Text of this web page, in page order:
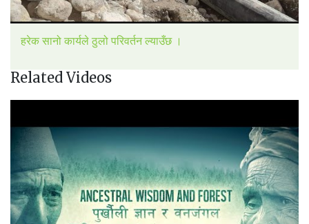
हरेक सानो कार्यले ठुलो परिवर्तन ल्याउँछ ।
Related Videos